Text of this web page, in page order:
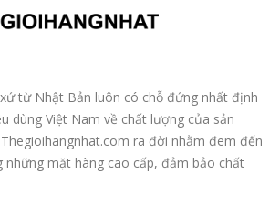
từ Nhật Bản luôn có chỗ đứng nhất định
dùng Việt Nam về chất lượng của sản
ra đời nhằm đem đến
những mặt hàng cao cấp, đảm bảo chất